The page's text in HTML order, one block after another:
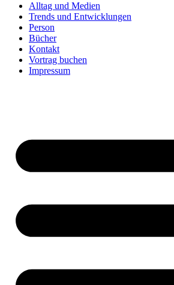
Alltag und Medien
Trends und Entwicklungen
Person
Bücher
Kontakt
Vortrag buchen
Impressum